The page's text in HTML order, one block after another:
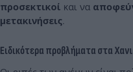
προσεκτικοί και να
μετακινήσεις.
Ειδικότερα προβλήματα στα